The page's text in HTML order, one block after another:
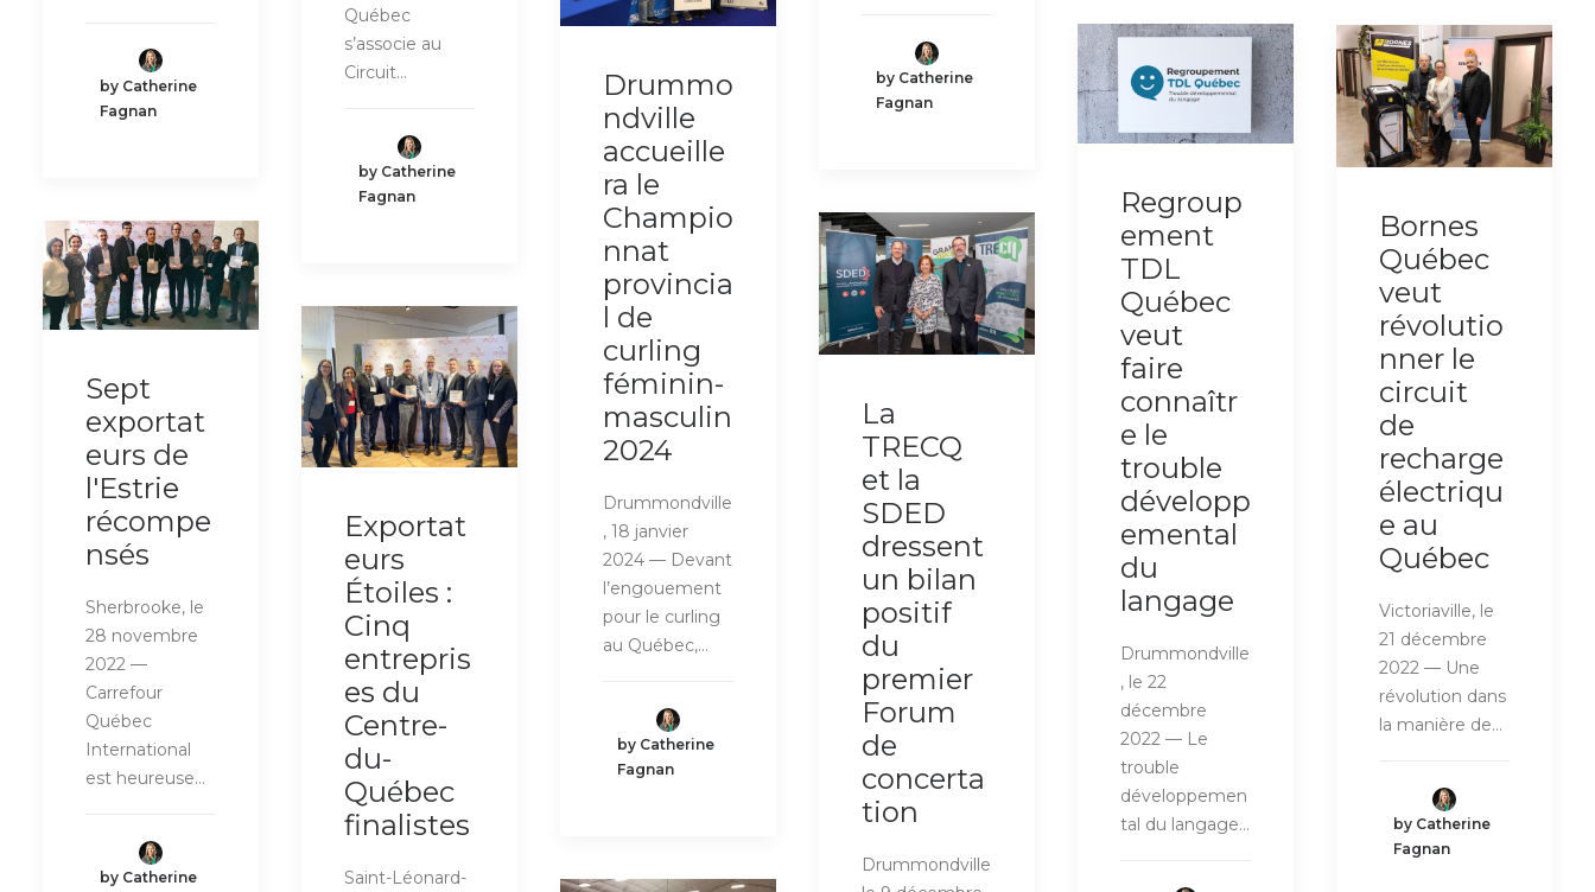
by Catherine
Fagnan
by Catherine
Fagnan
Québec
s’associe au
Circuit…
by Catherine
Fagnan
Drummo
ndville
accueille
ra le
Champio
nnat
provincia
l de
curling
féminin-
masculin
2024
Drummondville
, 18 janvier
2024 — Devant
l’engouement
pour le curling
au Québec,…
by Catherine
Fagnan
Regroup
ement
TDL
Québec
veut
faire
connaîtr
e le
trouble
développ
emental
du
langage
Drummondville
, le 22
décembre
2022 — Le
trouble
développemen
tal du langage…
Bornes
Québec
veut
révolutio
nner le
circuit
de
recharge
électriqu
e au
Québec
Victoriaville, le
21 décembre
2022 — Une
révolution dans
la manière de…
by Catherine
Fagnan
La
TRECQ
et la
SDED
dressent
un bilan
positif
du
premier
Forum
de
concerta
tion
Drummondville
Sept
exportat
eurs de
l'Estrie
récompe
nsés
Sherbrooke, le
28 novembre
2022 —
Carrefour
Québec
International
est heureuse…
by Catherine
Exportat
eurs
Étoiles :
Cinq
entrepris
es du
Centre-
du-
Québec
finalistes
Saint-Léonard-